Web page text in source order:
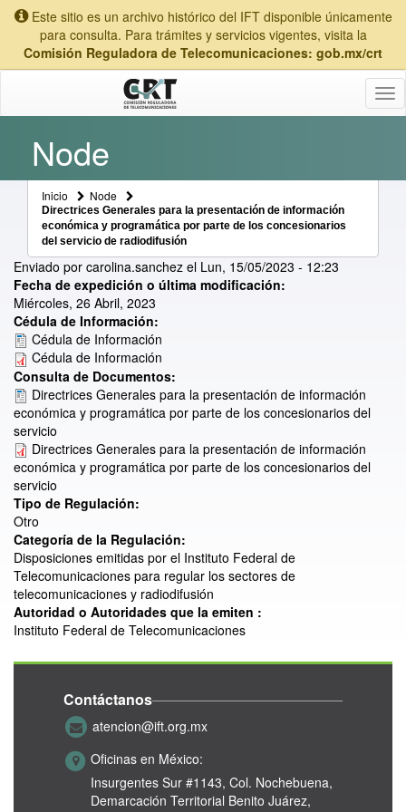
Este sitio es un archivo histórico del IFT disponible únicamente
para consulta. Para trámites y servicios vigentes, visita la
Comisión Reguladora de Telecomunicaciones: gob.mx/crt
Node
Inicio Node
Directrices Generales para la presentación de información
económica y programática por parte de los concesionarios
del servicio de radiodifusión
Enviado por carolina.sanchez el Lun, 15/05/2023 - 12:23
Fecha de expedición o última modificación:
Miércoles, 26 Abril, 2023
Cédula de Información:
Cédula de Información
Cédula de Información
Consulta de Documentos:
Directrices Generales para la presentación de información
económica y programática por parte de los concesionarios del
servicio
Directrices Generales para la presentación de información
económica y programática por parte de los concesionarios del
servicio
Tipo de Regulación:
Otro
Categoría de la Regulación:
Disposiciones emitidas por el Instituto Federal de
Telecomunicaciones para regular los sectores de
telecomunicaciones y radiodifusión
Autoridad o Autoridades que la emiten :
Instituto Federal de Telecomunicaciones
Contáctanos
atencion@ift.org.mx
Oficinas en México:
Insurgentes Sur #1143, Col. Nochebuena,
Demarcación Territorial Benito Juárez,